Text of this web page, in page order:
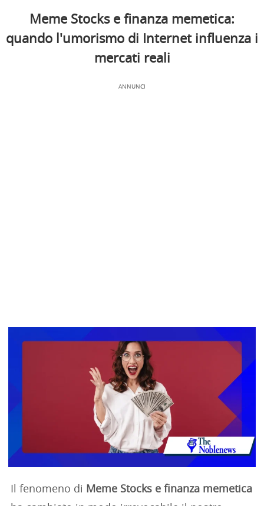
Meme Stocks e finanza memetica:
quando l'umorismo di Internet influenza i
mercati reali
ANNUNCI
Il fenomeno di
Meme Stocks e finanza memetica